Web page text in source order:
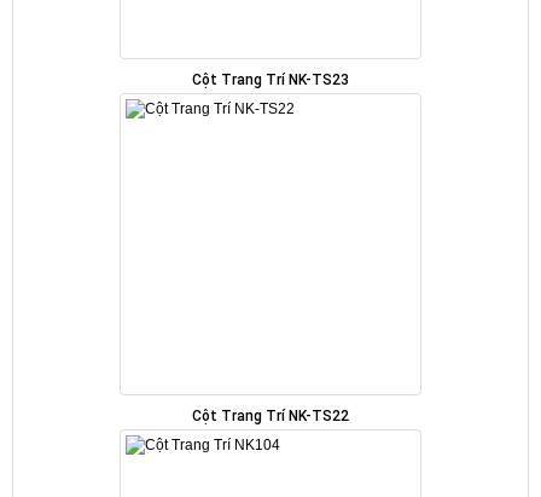
Cột Trang Trí NK-TS23
Cột Trang Trí NK-TS22